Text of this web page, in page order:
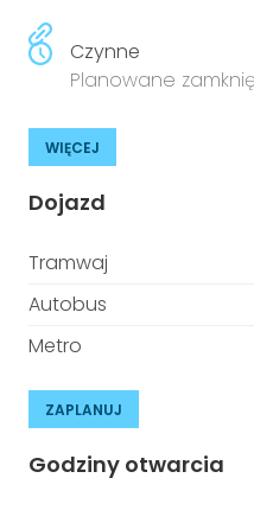
Czynne
Planowane
WIĘCEJ
Dojazd
Tramwaj
Autobus
Metro
ZAPLANUJ
Godziny otwarcia